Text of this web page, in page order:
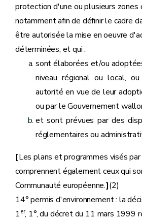
protection d'une ou plusieurs zones
notamment afin de définir le cadre
être autorisée la mise en oeuvre
déterminées, et qui :
sont élaborées et/ou
niveau régional ou local,
autorité en vue de leur
ou par le Gouvernement
et sont prévues par des
réglementaires ou
[Les plans et programmes visés
comprennent également ceux qui
Communauté européenne.](2)
14° permis d'environnement : la
1er, 1°, du décret du 11 mars 1999